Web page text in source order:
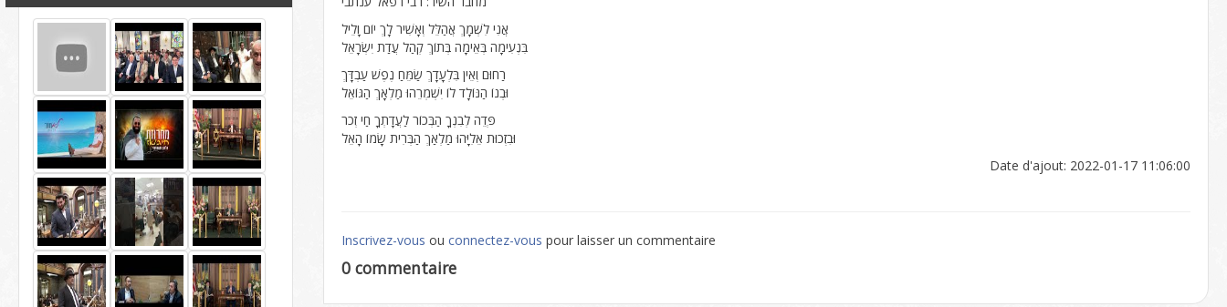
אֲנִי לִשְׁמָךְ אֲהַלֵּל וְאָשִׁיר לָךְ יוֹם וָלֵיל
בִּנְעִימָה בְּאֵימָה בְּתוֹךְ קְהַל עֲדַת יִשְׂרָאֵל
רַחוּם וְאֵין בִּלְעָדָךְ שַׂמֵּחַ נֶפֶשׁ עַבְדָּךְ
וּבְנוֹ הַנּוֹלָד לוֹ יִשְׁמְרֵהוּ מַלְאָךְ הַגּוֹאֵל
פְּדֵה לְבִנְךָ הַבְּכוֹר לַעֲדָתְךָ חַי זְכֹר
וּבִזְכוּת אֵלִיָּהוּ מַלְאַךְ הַבְּרִית שָׂמוֹ הָאֵל
Date d'ajout: 2022-01-17 11:06:00
Inscrivez-vous ouconnectez-vous pour laisser un commentaire
0 commentaire